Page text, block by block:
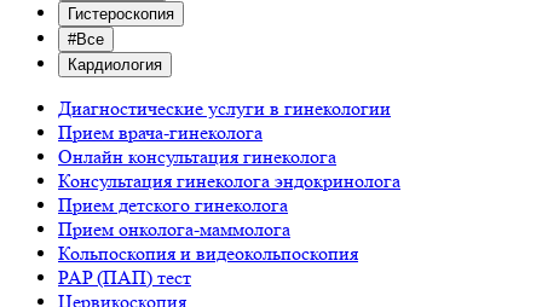
Гистероскопия
#Все
Кардиология
Диагностические услуги в гинекологии
Прием врача-гинеколога
Онлайн консультация гинеколога
Консультация гинеколога эндокринолога
Прием детского гинеколога
Прием онколога-маммолога
Кольпоскопия и видеокольпоскопия
PAP (ПАП) тест
Цервикоскопия